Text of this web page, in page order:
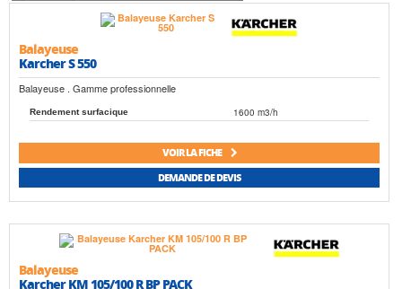
Balayeuse
Karcher S 550
Balayeuse . Gamme professionnelle
Rendement surfacique 1600 m3/h
VOIR LA FICHE
DEMANDE DE DEVIS
Balayeuse
Karcher KM 105/100 R BP PACK